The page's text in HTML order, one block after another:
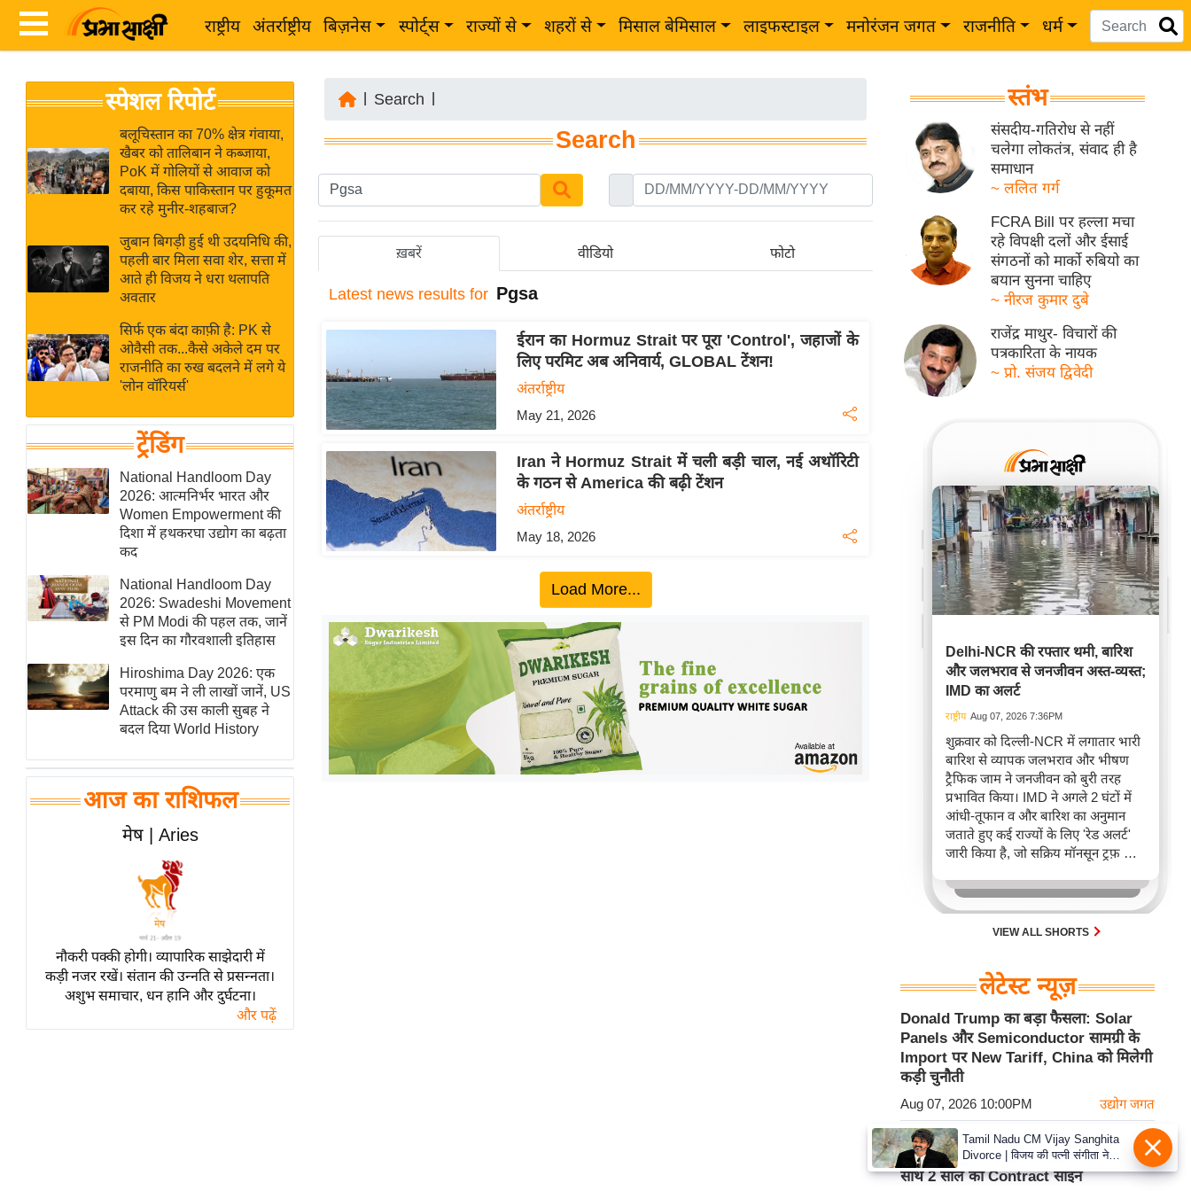
राष्ट्रीय अंतर्राष्ट्रीय बिज़नेस स्पोर्ट्स राज्यों से शहरों से मिसाल बेमिसाल लाइफस्टाइल मनोरंजन जगत राजनीति धर्म
News
Hindi
Hindi
Live
News in
Hindi
News
Hindi
Videos
ब
र
अंतर्राष्ट्रीय
बिज़नेस
उद्योग
विशेषज्ञ
राय
खेल
क्रिकेट
IPL
2026
मिसाल बेमिसाल
शख्सियत
यंग इंडिया
साहित्य जगत
ऑटो वर्ल्ड
न्यूज ब्रीफ
बॉलीवुड
हॉलीवुड
फिल्म समीक्षा
लाइफस्टाइल
टेक्नॉलॉजी
ब्यूटी/फैशन
घरेलू नुस्खे
स्पेशल रिपोर्ट
बलूचिस्तान का 70% क्षेत्र गंवाया,
खैबर को तालिबान ने कब्जाया,
PoK में गोलियों से आवाज को
दबाया, किस पाकिस्तान पर हुकूमत
कर रहे मुनीर-शहबाज?
जुबान बिगड़ी हुई थी उदयनिधि की,
पहली बार मिला सवा शेर, सत्ता में
आते ही विजय ने धरा थलापति
अवतार
सिर्फ एक बंदा काफ़ी है: PK से
ओवैसी तक...कैसे अकेले दम पर
राजनीति का रुख बदलने में लगे ये
'लोन वॉरियर्स'
ट्रेंडिंग
National Handloom Day
2026: आत्मनिर्भर भारत और
Women Empowerment की
दिशा में हथकरघा उद्योग का बढ़ता
कद
National Handloom Day
2026: Swadeshi Movement
से PM Modi की पहल तक, जानें
इस दिन का गौरवशाली इतिहास
Hiroshima Day 2026: एक
परमाणु बम ने ली लाखों जानें, US
Attack की उस काली सुबह ने
बदल दिया World History
आज का राशिफल
मेष | Aries
नौकरी पक्की होगी। व्यापारिक साझेदारी में
कड़ी नजर रखें। संतान की उन्नति से प्रसन्नता।
अशुभ समाचार, धन हानि और दुर्घटना।
और पढ़ें
Search
Search
ख़बरें वीडियो फोटो
Latest news results for Pgsa
ईरान का Hormuz Strait पर पूरा 'Control', जहाजों के
लिए परमिट अब अनिवार्य, GLOBAL टेंशन!
अंतर्राष्ट्रीय
May 21, 2026
Iran ने Hormuz Strait में चली बड़ी चाल, नई अथॉरिटी
के गठन से America की बढ़ी टेंशन
अंतर्राष्ट्रीय
May 18, 2026
Load More...
स्तंभ
संसदीय-गतिरोध से नहीं
चलेगा लोकतंत्र, संवाद ही है
समाधान
~ ललित गर्ग
FCRA Bill पर हल्ला मचा
रहे विपक्षी दलों और ईसाई
संगठनों को मार्को रुबियो का
बयान सुनना चाहिए
~ नीरज कुमार दुबे
राजेंद्र माथुर- विचारों की
पत्रकारिता के नायक
~ प्रो. संजय द्विवेदी
Delhi-NCR की रफ्तार थमी, बारिश
और जलभराव से जनजीवन अस्त-व्यस्त;
IMD का अलर्ट
राष्ट्रीय Aug 07, 2026 7:36PM
शुक्रवार को दिल्ली-NCR में लगातार भारी
बारिश से व्यापक जलभराव और भीषण
ट्रैफिक जाम ने जनजीवन को बुरी तरह
प्रभावित किया। IMD ने अगले 2 घंटों में
आंधी-तूफान व और बारिश का अनुमान
जताते हुए कई राज्यों के लिए 'रेड अलर्ट'
जारी किया है, जो सक्रिय मॉनसून ट्रफ़ और
जिससे यातायात बाधित होने के साथ-साथ
सफदरजंग अस्पताल में भी जलभराव की
स्थिति बनी।VIEW ALL SHORTS
लेटेस्ट न्यूज़
Donald Trump का बड़ा फैसला: Solar
Panels और Semiconductor सामग्री के
Import पर New Tariff, China को मिलेगी
कड़ी चुनौती
Aug 07, 2026 10:00PM उद्योग जगत
Liverpool का साथ छोड़ Mohamed
Salah ने चुनी नई राह, Trabzonspor के
साथ 2 साल का Contract साइन
Tamil Nadu CM Vijay Sanghita
Divorce | विजय की पत्नी संगीता ने
वापस ली तलाक की अर्जी, कोर्ट ने मामले